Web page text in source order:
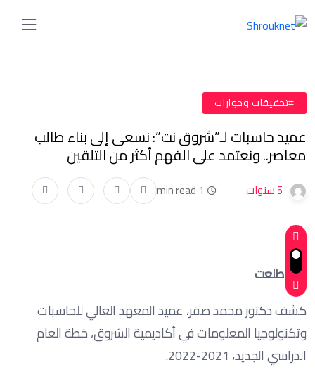
#تحقيقات وحوارات
عميد حاسبات لـ”شروق نت”: نسعى إلى بناء طالب
معاصر.. ونعتمد على الفهم أكثر من التلقين
5 سنوات 1 min read
هبة طلعت
كشف دكتور محمد صقر، عميد المعهد العالي للحاسبات
وتكنولوجيا المعلومات في أكاديمية الشروق، خطة العام
الدراسي الجديد، 2021-2022.